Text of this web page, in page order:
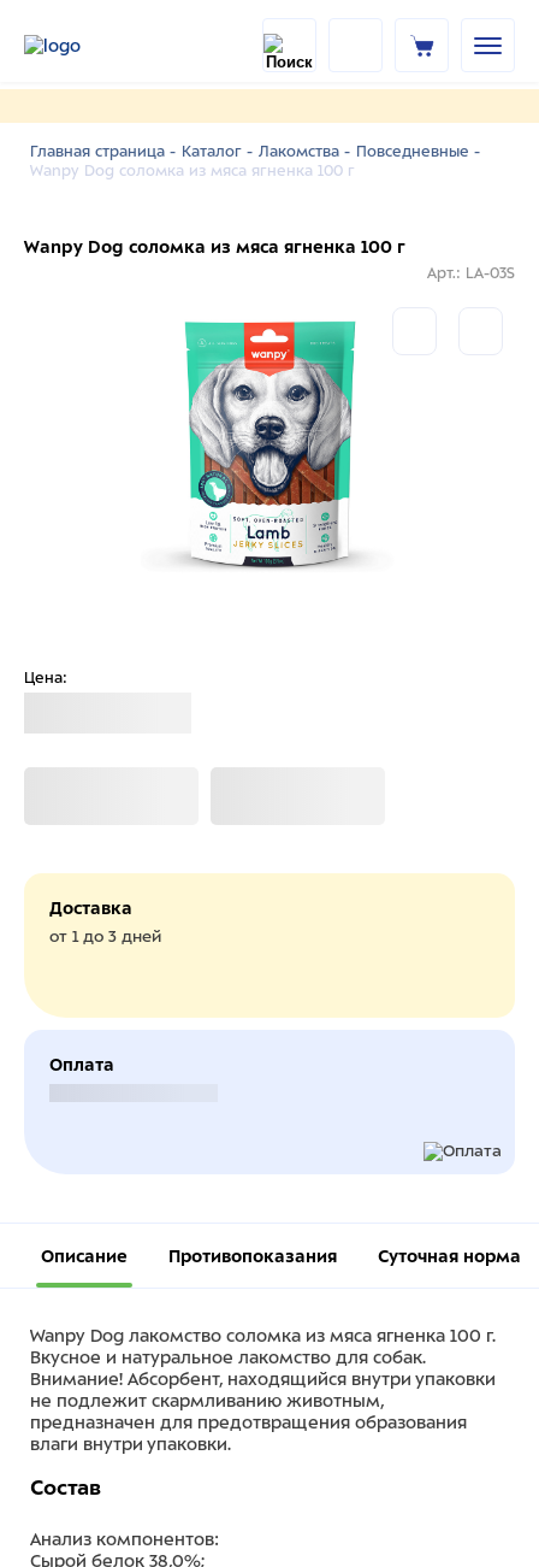
Главная страница - Каталог - Лакомства - Повседневные -
Wanpy Dog соломка из мяса ягненка 100 г
Wanpy Dog соломка из мяса ягненка 100 г
Арт.: LA-03S
Цена:
Доставка
от 1 до 3 дней
Оплата
Описание Противопоказания Суточная норма
Wanpy Dog лакомство соломка из мяса ягненка 100 г.
Вкусное и натуральное лакомство для собак.
Внимание! Абсорбент, находящийся внутри упаковки
не подлежит скармливанию животным,
предназначен для предотвращения образования
влаги внутри упаковки.
Состав
Анализ компонентов:
Сырой белок 38,0%;